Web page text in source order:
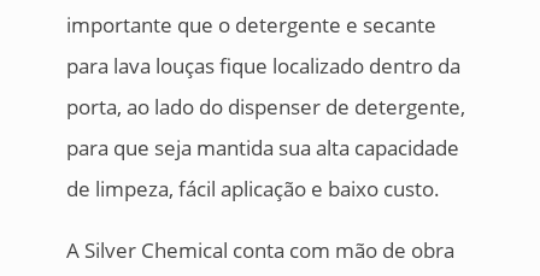
importante que o detergente e secante
para lava louças fique localizado dentro da
porta, ao lado do dispenser de detergente,
para que seja mantida sua alta capacidade
de limpeza, fácil aplicação e baixo custo.
A Silver Chemical conta com mão de obra